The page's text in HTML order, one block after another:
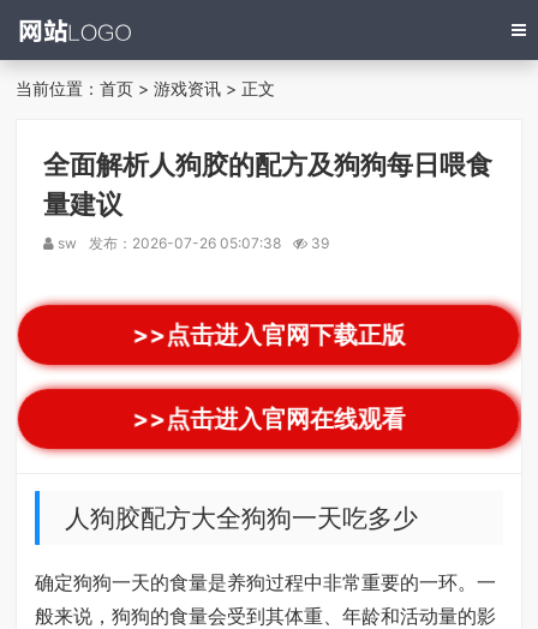
当前位置：首页 >游戏资讯 > 正文
全面解析人狗胶的配方及狗狗每日喂食
量建议
sw 发布：2026-07-26 05:07:38 39
>>点击进入官网下载正版
>>点击进入官网在线观看
人狗胶配方大全狗狗一天吃多少
确定狗狗一天的食量是养狗过程中非常重要的一环。一
般来说，狗狗的食量会受到其体重、年龄和活动量的影